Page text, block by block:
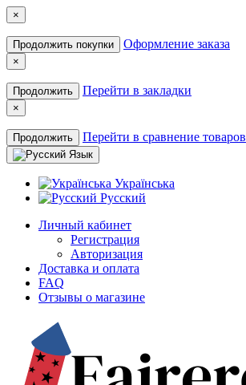
×
Продолжить покупки Оформление заказа
×
Продолжить Перейти в закладки
×
Продолжить Перейти в сравнение товаров
Язык
Українська
Русский
Личный кабинет
Регистрация
Авторизация
Доставка и оплата
FAQ
Отзывы о магазине